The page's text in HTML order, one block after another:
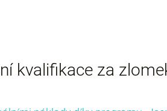
kvalifikace za